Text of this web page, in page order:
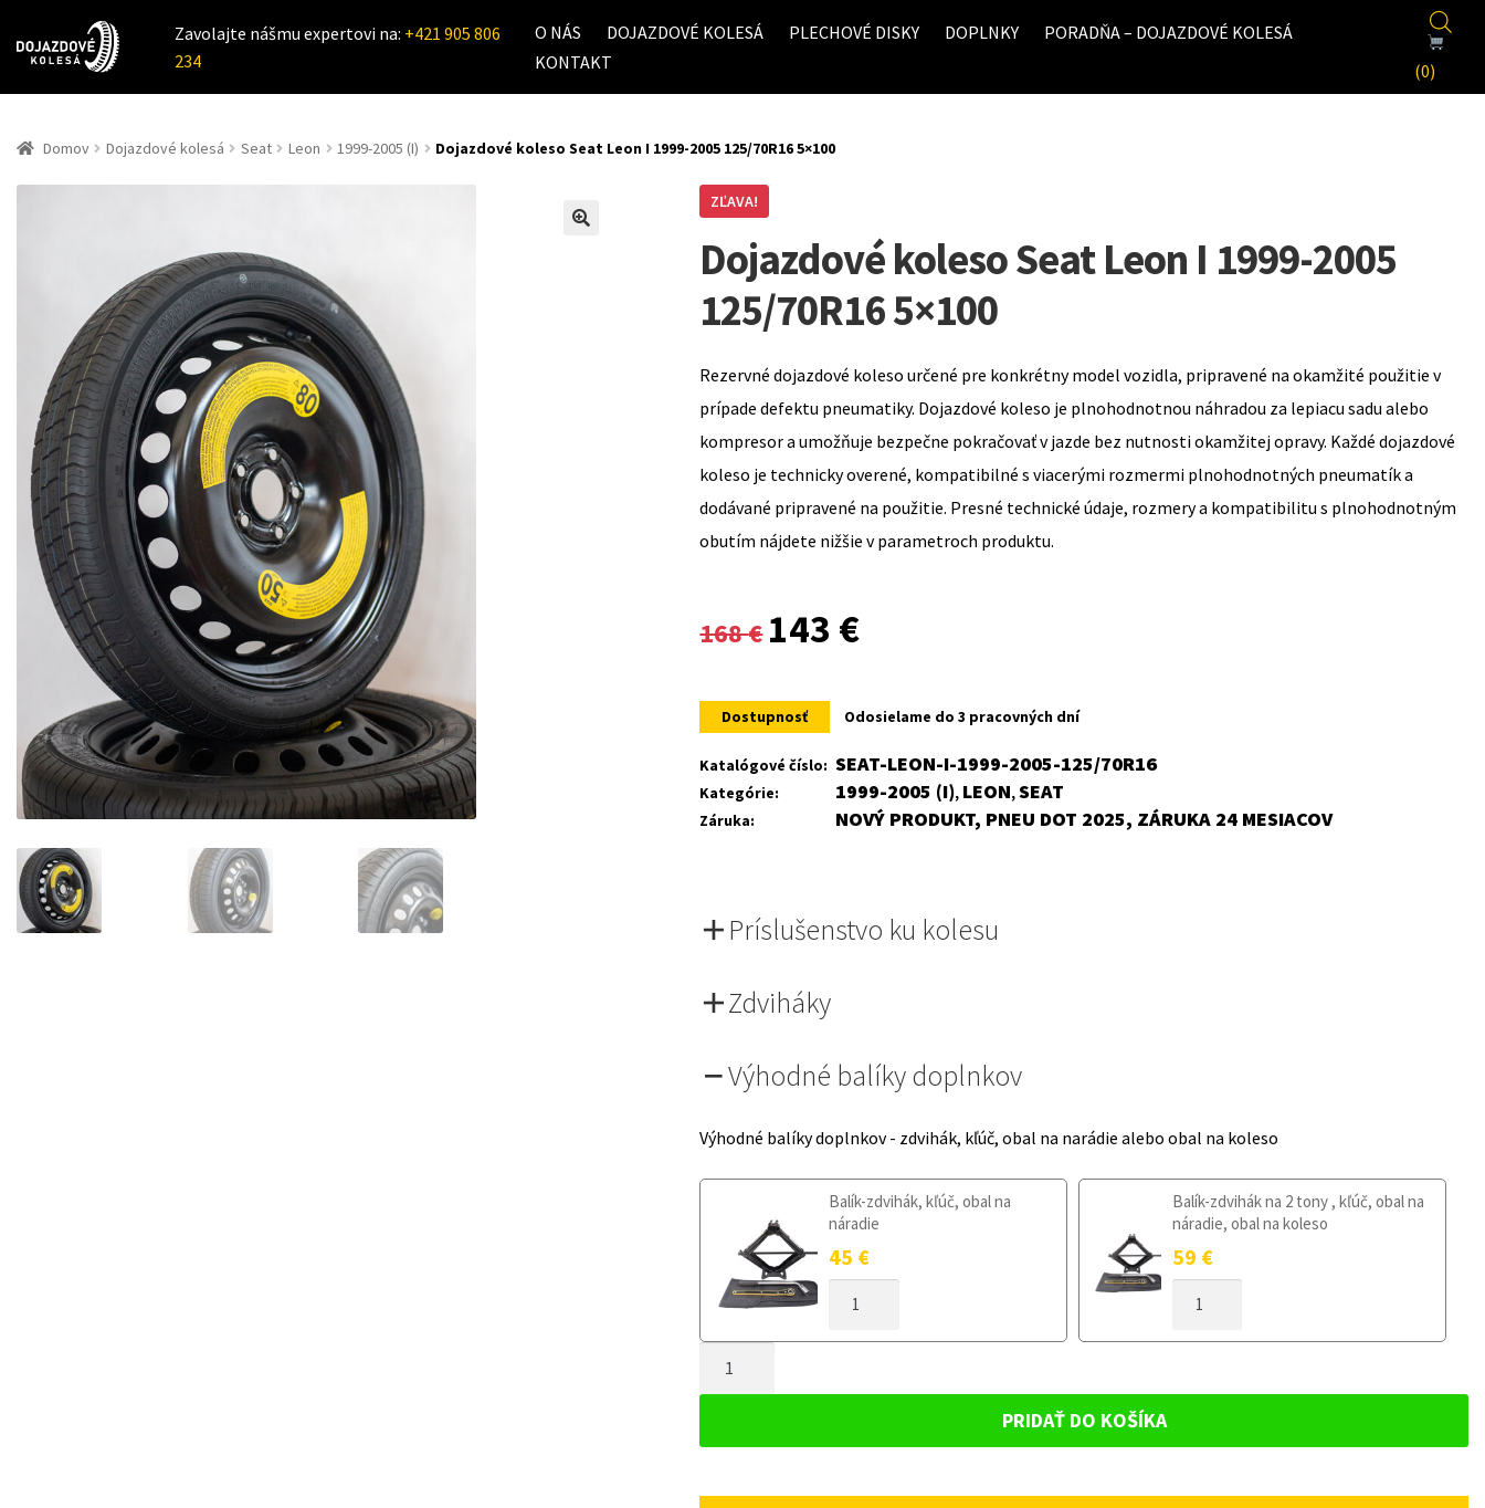
Zavolajte nášmu expertovi na: +421 905 806
234
O NÁS DOJAZDOVÉ KOLESÁ PLECHOVÉ DISKY DOPLNKY
PORADŇA – DOJAZDOVÉ KOLESÁ
KONTAKT
(0)
Domov Dojazdové kolesá Seat Leon 1999-2005 (I) Dojazdové koleso Seat Leon I 1999-2005 125/70R16 5×100
ZĽAVA!
Dojazdové koleso Seat Leon I 1999-2005
125/70R16 5×100
Rezervné dojazdové koleso určené pre konkrétny model vozidla, pripravené na okamžité použitie v
prípade defektu pneumatiky. Dojazdové koleso je plnohodnotnou náhradou za lepiacu sadu alebo
kompresor a umožňuje bezpečne pokračovať v jazde bez nutnosti okamžitej opravy. Každé dojazdové
koleso je technicky overené, kompatibilné s viacerými rozmermi plnohodnotných pneumatík a
dodávané pripravené na použitie. Presné technické údaje, rozmery a kompatibilitu s plnohodnotným
obutím nájdete nižšie v parametroch produktu.
168€
Original
was:
168 €.
143 €
is:
143 €.
Dostupnosť Odosielame do 3 pracovných dní
Katalógové číslo: SEAT-LEON-I-1999-2005-125/70R16
Kategórie: 1999-2005 (I), LEON,SEAT
Záruka: NOVÝ PRODUKT, PNEU DOT 2025, ZÁRUKA 24 MESIACOV
Príslušenstvo ku kolesu
Zdviháky
Výhodné balíky doplnkov
Výhodné balíky doplnkov - zdvihák, kľúč, obal na narádie alebo obal na koleso
Balík-zdvihák, kľúč, obal na
náradie
45 €
DOJAZDOVÉ
I
2005
Balík-zdvihák na 2 tony , kľúč, obal na
náradie, obal na koleso
59 €
DOJAZDOVÉ
I
2005
I
PRIDAŤ DO KOŠÍKA